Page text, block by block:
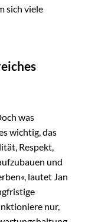
sich viele
was
wichtig, das
Respekt,
und
lautet Jan
nur,